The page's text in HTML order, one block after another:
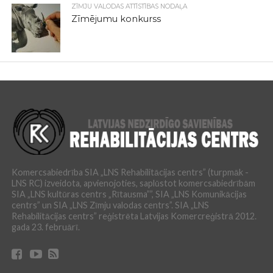
ZĪMJU VALODAS ATTĪSTĪBAS NODAĻA
Zīmējumu konkurss
Komercsabiedrība SIA „LNS Rehabilitācijas centrs” (turpmāk -
LNS RC) izveidota, apvienojoties, saplūstot komercsabiedrībām
SIA „LNS kultūras centrs „Rītausma””, SIA „LNS Komunikācijas
centrs” un SIA „LNS Zīmju valodas centrs”. SIA „LNS
Rehabilitācijas centrs” reģistrēta Latvijas Komercreģistrā 2012.
gada 23. februārī.